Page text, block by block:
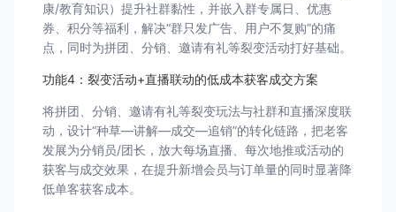
康/教育知识）提升社群黏性，并嵌入群专属日、优惠
券、积分等福利，解决“群只发广告、用户不复购”的痛
点，同时为拼团、分销、邀请有礼等裂变活动打好基础。
功能4：裂变活动+直播联动的低成本获客成交方案
将拼团、分销、邀请有礼等裂变玩法与社群和直播深度联
动，设计“种草—讲解—成交—追销”的转化链路，把老客
发展为分销员/团长，放大每场直播、每次地推或活动的
获客与成交效果，在提升新增会员与订单量的同时显著降
低单客获客成本。